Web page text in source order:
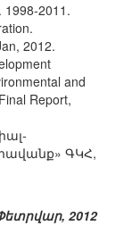
1998-2011.
2012.
and
Report,
ԳԿՀ,
2012